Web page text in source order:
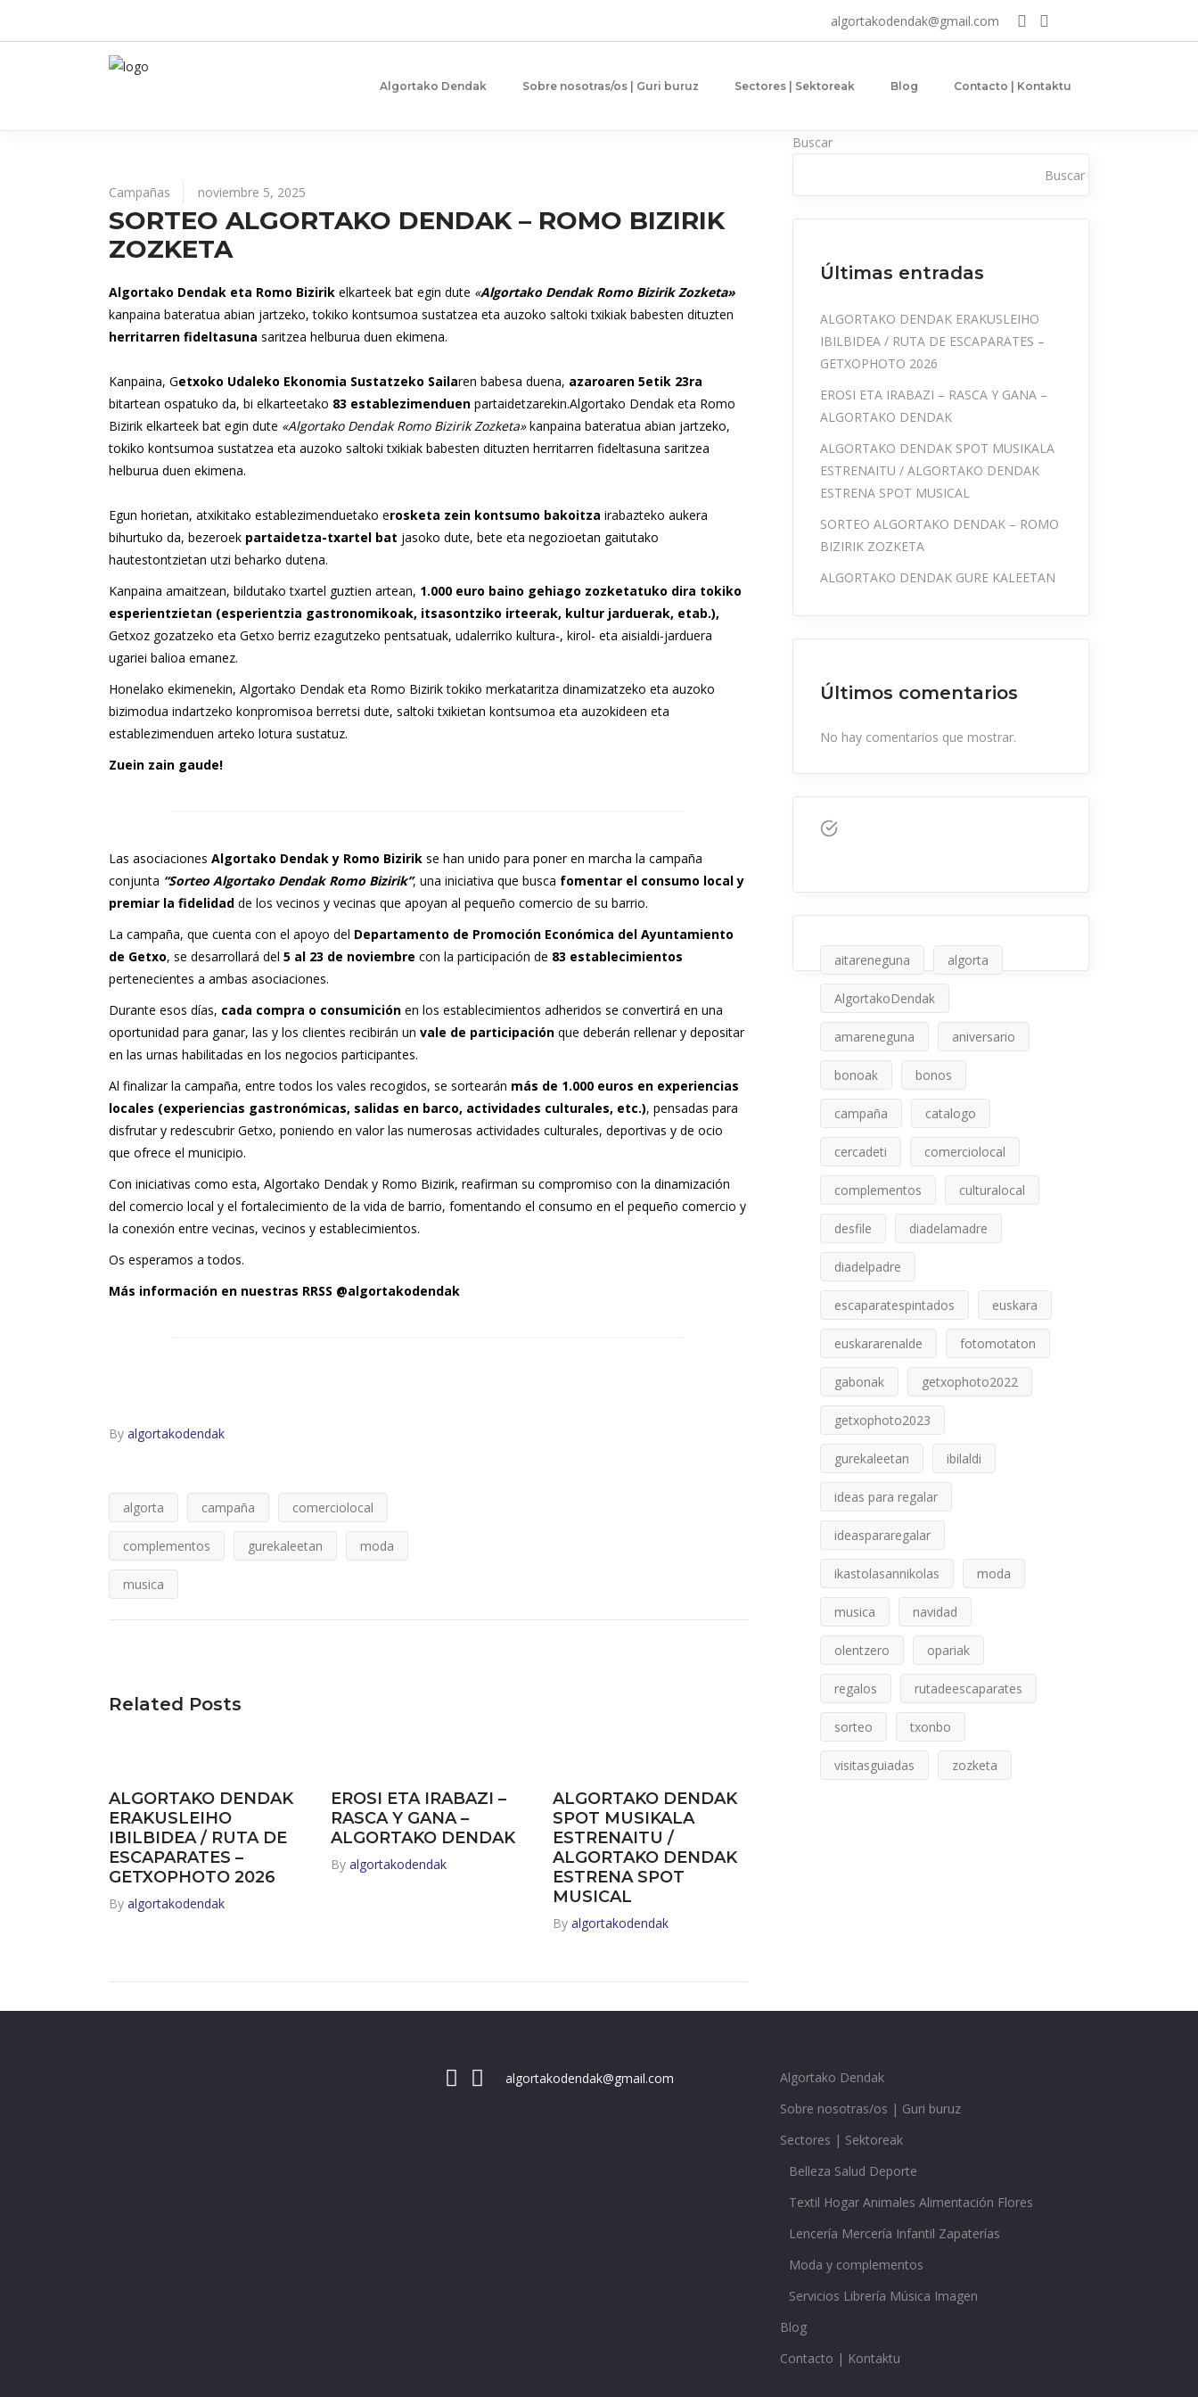
algortakodendak@gmail.com
Algortako Dendak Sobre nosotras/os | Guri buruz Sectores | Sektoreak Blog Contacto | Kontaktu
Campañas noviembre 5, 2025
SORTEO ALGORTAKO DENDAK – ROMO BIZIRIK
ZOZKETA
Algortako Dendak eta Romo Bizirik elkarteek bat egin dute «Algortako Dendak Romo Bizirik Zozketa»
kanpaina bateratua abian jartzeko, tokiko kontsumoa sustatzea eta auzoko saltoki txikiak babesten dituzten
herritarren fideltasuna saritzea helburua duen ekimena.
Kanpaina, Getxoko Udaleko Ekonomia Sustatzeko Sailaren babesa duena, azaroaren 5etik 23ra
bitartean ospatuko da, bi elkarteetako 83 establezimenduen partaidetzarekin.Algortako Dendak eta Romo
Bizirik elkarteek bat egin dute «Algortako Dendak Romo Bizirik Zozketa»kanpaina bateratua abian jartzeko,
tokiko kontsumoa sustatzea eta auzoko saltoki txikiak babesten dituzten herritarren fideltasuna saritzea
helburua duen ekimena.
Egun horietan, atxikitako establezimenduetako erosketa zein kontsumo bakoitza irabazteko aukera
bihurtuko da, bezeroek partaidetza-txartel bat jasoko dute, bete eta negozioetan gaitutako
hautestontzietan utzi beharko dutena.
Kanpaina amaitzean, bildutako txartel guztien artean, 1.000 euro baino gehiago zozketatuko dira tokiko
esperientzietan (esperientzia gastronomikoak, itsasontziko irteerak, kultur jarduerak, etab.),
Getxoz gozatzeko eta Getxo berriz ezagutzeko pentsatuak, udalerriko kultura-, kirol- eta aisialdi-jarduera
ugariei balioa emanez.
Honelako ekimenekin, Algortako Dendak eta Romo Bizirik tokiko merkataritza dinamizatzeko eta auzoko
bizimodua indartzeko konpromisoa berretsi dute, saltoki txikietan kontsumoa eta auzokideen eta
establezimenduen arteko lotura sustatuz.
Zuein zain gaude!
Las asociaciones Algortako Dendak y Romo Bizirik se han unido para poner en marcha la campaña
conjunta “Sorteo Algortako Dendak Romo Bizirik”, una iniciativa que busca fomentar el consumo local y
premiar la fidelidad de los vecinos y vecinas que apoyan al pequeño comercio de su barrio.
La campaña, que cuenta con el apoyo del Departamento de Promoción Económica del Ayuntamiento
de Getxo, se desarrollará del 5 al 23 de noviembre con la participación de 83 establecimientos
pertenecientes a ambas asociaciones.
Durante esos días, cada compra o consumición en los establecimientos adheridos se convertirá en una
oportunidad para ganar, las y los clientes recibirán un vale de participación que deberán rellenar y depositar
en las urnas habilitadas en los negocios participantes.
Al finalizar la campaña, entre todos los vales recogidos, se sortearán más de 1.000 euros en experiencias
locales (experiencias gastronómicas, salidas en barco, actividades culturales, etc.), pensadas para
disfrutar y redescubrir Getxo, poniendo en valor las numerosas actividades culturales, deportivas y de ocio
que ofrece el municipio.
Con iniciativas como esta, Algortako Dendak y Romo Bizirik, reafirman su compromiso con la dinamización
del comercio local y el fortalecimiento de la vida de barrio, fomentando el consumo en el pequeño comercio y
la conexión entre vecinas, vecinos y establecimientos.
Os esperamos a todos.
Más información en nuestras RRSS @algortakodendak
By algortakodendak
algorta campaña comerciolocal
complementos gurekaleetan moda
musica
Related Posts
ALGORTAKO DENDAK
ERAKUSLEIHO
IBILBIDEA / RUTA DE
ESCAPARATES –
GETXOPHOTO 2026
By algortakodendak
EROSI ETA IRABAZI –
RASCA Y GANA –
ALGORTAKO DENDAK
By algortakodendak
ALGORTAKO DENDAK
SPOT MUSIKALA
ESTRENAITU /
ALGORTAKO DENDAK
ESTRENA SPOT
MUSICAL
By algortakodendak
Buscar
Buscar
Últimas entradas
ALGORTAKO DENDAK ERAKUSLEIHO
IBILBIDEA / RUTA DE ESCAPARATES –
GETXOPHOTO 2026
EROSI ETA IRABAZI – RASCA Y GANA –
ALGORTAKO DENDAK
ALGORTAKO DENDAK SPOT MUSIKALA
ESTRENAITU / ALGORTAKO DENDAK
ESTRENA SPOT MUSICAL
SORTEO ALGORTAKO DENDAK – ROMO
BIZIRIK ZOZKETA
ALGORTAKO DENDAK GURE KALEETAN
Últimos comentarios
No hay comentarios que mostrar.
aitareneguna algorta
AlgortakoDendak
amareneguna aniversario
bonoak bonos
campaña catalogo
cercadeti comerciolocal
complementos culturalocal
desfile diadelamadre
diadelpadre
escaparatespintados euskara
euskararenalde fotomotaton
gabonak getxophoto2022
getxophoto2023
gurekaleetan ibilaldi
ideas para regalar
ideaspararegalar
ikastolasannikolas moda
musica navidad
olentzero opariak
regalos rutadeescaparates
sorteo txonbo
visitasguiadas zozketa
algortakodendak@gmail.com
Algortako Dendak
Sobre nosotras/os | Guri buruz
Sectores | Sektoreak
Belleza Salud Deporte
Textil Hogar Animales Alimentación Flores
Lencería Mercería Infantil Zapaterías
Moda y complementos
Servicios Librería Música Imagen
Blog
Contacto | Kontaktu